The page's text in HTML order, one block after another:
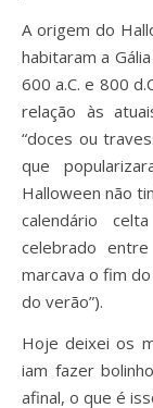
A origem do
habitaram a
600 a.C. e 800
relação às
“doces ou
que
Halloween não
calendário
celebrado
marcava o fim
do verão”).
Hoje deixei os
iam fazer
afinal, o que é